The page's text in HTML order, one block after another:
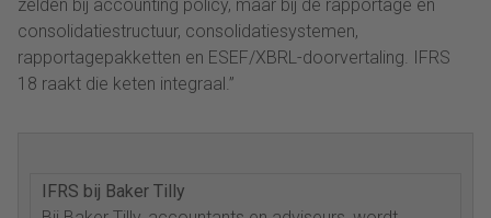
zelden bij accounting policy, maar bij de rapportage en
consolidatiestructuur, consolidatiesystemen,
rapportagepakketten en ESEF/XBRL-doorvertaling. IFRS
18 raakt die keten integraal.”
IFRS bij Baker Tilly